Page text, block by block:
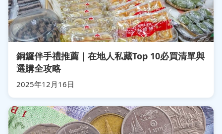
銅鑼伴手禮推薦｜在地人私藏Top 10必買清單與
選購全攻略
2025年12月16日